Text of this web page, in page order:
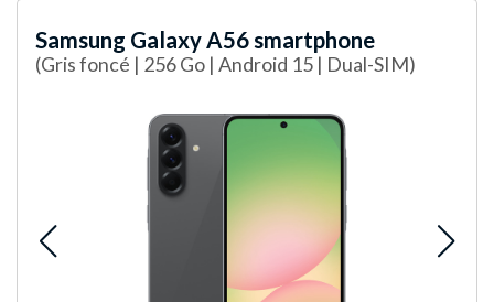
Samsung Galaxy A56 smartphone
(Gris foncé | 256 Go | Android 15 | Dual-SIM)